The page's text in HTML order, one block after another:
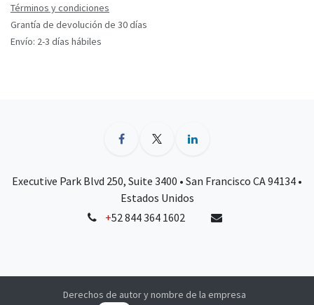
Términos y condiciones
Grantía de devolución de 30 días
Envío: 2-3 días hábiles
Executive Park Blvd 250, Suite 3400 • San Francisco CA 94134 •
Estados Unidos
+52 844 364 1602
Derechos de autor y nombre de la empresa